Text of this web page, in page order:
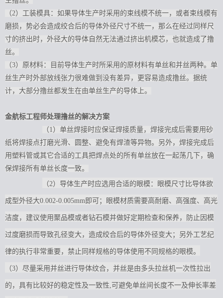
（2）工装模具：如果导体生产时采用的束线模不统一，或者束线模有
磨损，势必会造成绞合后的导体外径尺寸不统一，那么在经过同样尺
寸的挤出时，外径大的导体自然无法通过挤出机模芯，也就造成了撸
丝。
（3）原材料：目前导体生产时所采用的原材料有单丝和并丝两种。单
丝生产时外部放线张力很难做到没有差异，更容易造成撸丝。据统
计，大部分撸丝都发生在由单丝生产的导体上。
金航标工程师处理撸丝的解决方案
（1）单丝焊接时应保证焊接质量，焊接完成后需要用砂
纸将焊接点打磨光滑、圆整、避免有焊渣等异物。另外，焊接完成后
用塑料管或其它合适的工具把焊点处的所有单丝放在一起荡几下，确
保焊接所有单丝长度一致。
（2）导体生产时应选用合适的眼模：眼模尺寸比导体欲
成型外径大0.002-0.005mm即可；眼模材质需要高耐磨、高强度、高光
洁度，建议使用聚品模或者钻石模并做好定期检查和保养，防止因模
过度磨损而导致孔径变大，造成绞合后的导体外径变大；另外工艺纪
律的执行非常重要，禁止同样规格的导体使用不同规格的眼模。
（3）尽量采用并丝进行导体纹合，并丝是由多头拉丝机一次性拉出
的，具有比较好的稳定性及一致性,可避免单丝间长度不一及伸长率差